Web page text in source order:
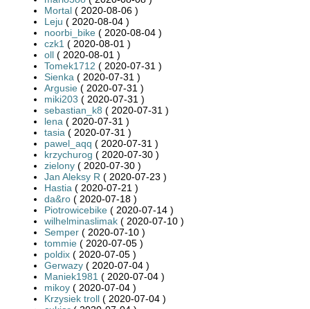
Mortal ( 2020-08-06 )
Leju ( 2020-08-04 )
noorbi_bike ( 2020-08-04 )
czk1 ( 2020-08-01 )
oll ( 2020-08-01 )
Tomek1712 ( 2020-07-31 )
Sienka ( 2020-07-31 )
Argusie ( 2020-07-31 )
miki203 ( 2020-07-31 )
sebastian_k8 ( 2020-07-31 )
lena ( 2020-07-31 )
tasia ( 2020-07-31 )
pawel_aqq ( 2020-07-31 )
krzychurog ( 2020-07-30 )
zielony ( 2020-07-30 )
Jan Aleksy R ( 2020-07-23 )
Hastia ( 2020-07-21 )
da&ro ( 2020-07-18 )
Piotrowicebike ( 2020-07-14 )
wilhelminaslimak ( 2020-07-10 )
Semper ( 2020-07-10 )
tommie ( 2020-07-05 )
poldix ( 2020-07-05 )
Gerwazy ( 2020-07-04 )
Maniek1981 ( 2020-07-04 )
mikoy ( 2020-07-04 )
Krzysiek troll ( 2020-07-04 )